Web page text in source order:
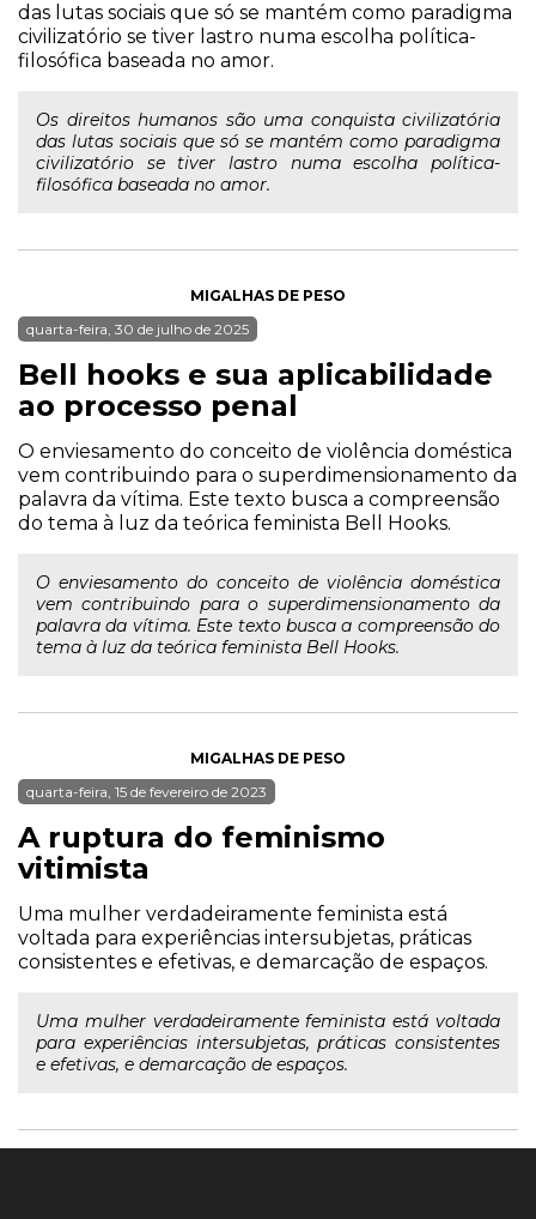
das lutas sociais que só se mantém como paradigma
civilizatório se tiver lastro numa escolha política-
filosófica baseada no amor.
Os direitos humanos são uma conquista civilizatória
das lutas sociais que só se mantém como paradigma
civilizatório se tiver lastro numa escolha política-
filosófica baseada no amor.
MIGALHAS DE PESO
quarta-feira, 30 de julho de 2025
Bell hooks e sua aplicabilidade
ao processo penal
O enviesamento do conceito de violência doméstica
vem contribuindo para o superdimensionamento da
palavra da vítima. Este texto busca a compreensão
do tema à luz da teórica feminista Bell Hooks.
O enviesamento do conceito de violência doméstica
vem contribuindo para o superdimensionamento da
palavra da vítima. Este texto busca a compreensão do
tema à luz da teórica feminista Bell Hooks.
MIGALHAS DE PESO
quarta-feira, 15 de fevereiro de 2023
A ruptura do feminismo
vitimista
Uma mulher verdadeiramente feminista está
voltada para experiências intersubjetas, práticas
consistentes e efetivas, e demarcação de espaços.
Uma mulher verdadeiramente feminista está voltada
para experiências intersubjetas, práticas consistentes
e efetivas, e demarcação de espaços.